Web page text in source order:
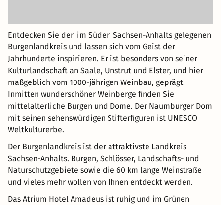
Entdecken Sie den im Süden Sachsen-Anhalts gelegenen
Burgenlandkreis und lassen sich vom Geist der
Jahrhunderte inspirieren. Er ist besonders von seiner
Kulturlandschaft an Saale, Unstrut und Elster, und hier
maßgeblich vom 1000-jährigen Weinbau, geprägt.
Inmitten wunderschöner Weinberge finden Sie
mittelalterliche Burgen und Dome. Der Naumburger Dom
mit seinen sehenswürdigen Stifterfiguren ist UNESCO
Weltkulturerbe.
Der Burgenlandkreis ist der attraktivste Landkreis
Sachsen-­Anhalts. Burgen, Schlösser, Landschafts- und
Naturschutzgebiete sowie die 60 km lange Weinstraße
und vieles mehr wollen von Ihnen entdeckt werden.
Das Atrium Hotel Amadeus ist ruhig und im Grünen